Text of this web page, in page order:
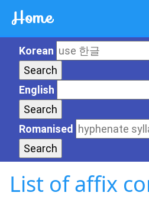
Home
Korean
English
Romanised
List of affix